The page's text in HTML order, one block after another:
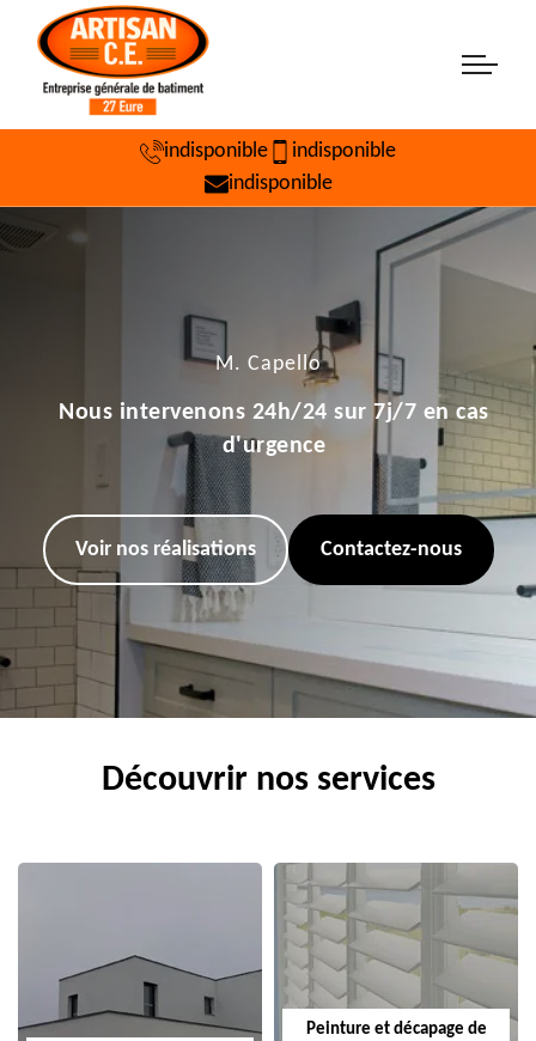
indisponible
indisponible
indisponible
M. Capello
Nous intervenons 24h/24 sur 7j/7 en cas
d'urgence
Voir nos réalisations Contactez-nous
Découvrir nos services
Peinture et décapage de